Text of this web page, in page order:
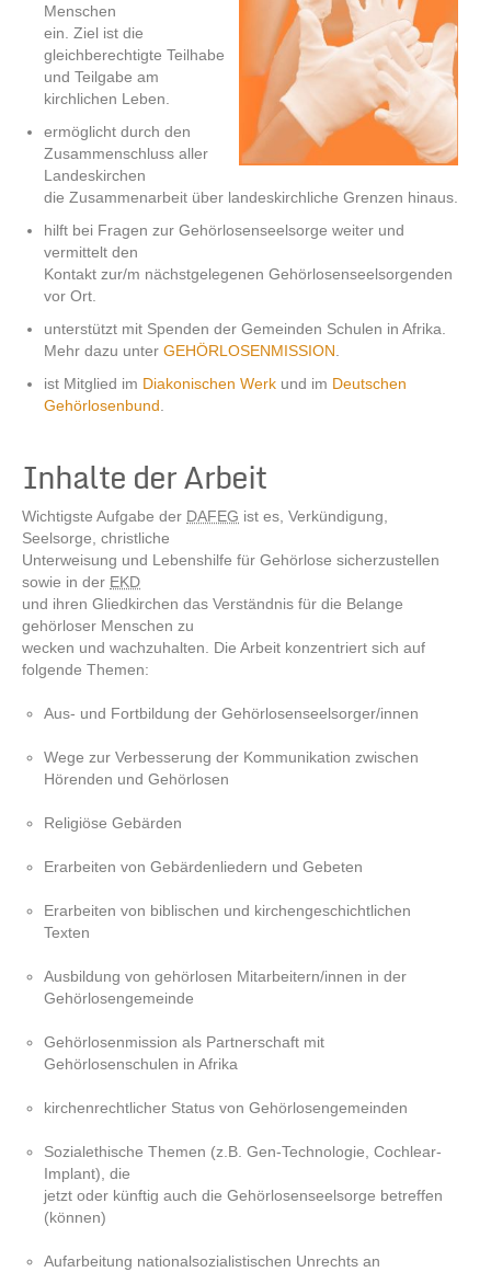
Menschen
ein. Ziel ist die
gleichberechtigte Teilhabe
und Teilgabe am
kirchlichen Leben.
ermöglicht durch den
Zusammenschluss aller
Landeskirchen
die Zusammenarbeit über landeskirchliche Grenzen hinaus.
hilft bei Fragen zur Gehörlosenseelsorge weiter und
vermittelt den
Kontakt zur/m nächstgelegenen Gehörlosenseelsorgenden
vor Ort.
unterstützt mit Spenden der Gemeinden Schulen in Afrika.
Mehr dazu unter GEHÖRLOSENMISSION
ist Mitglied im Diakonischen Werk und im Deutschen
Gehörlosenbund
Inhalte der Arbeit
Wichtigste Aufgabe der DAFEG ist es, Verkündigung,
Seelsorge, christliche
Unterweisung und Lebenshilfe für Gehörlose sicherzustellen
sowie in der EKD
und ihren Gliedkirchen das Verständnis für die Belange
gehörloser Menschen zu
wecken und wachzuhalten. Die Arbeit konzentriert sich auf
folgende Themen:
Aus- und Fortbildung der Gehörlosenseelsorger/innen
Wege zur Verbesserung der Kommunikation zwischen
Hörenden und Gehörlosen
Religiöse Gebärden
Erarbeiten von Gebärdenliedern und Gebeten
Erarbeiten von biblischen und kirchengeschichtlichen
Texten
Ausbildung von gehörlosen Mitarbeitern/innen in der
Gehörlosengemeinde
Gehörlosenmission als Partnerschaft mit
Gehörlosenschulen in Afrika
kirchenrechtlicher Status von Gehörlosengemeinden
Sozialethische Themen (z.B. Gen-Technologie, Cochlear-
Implant), die
jetzt oder künftig auch die Gehörlosenseelsorge betreffen
(können)
Aufarbeitung nationalsozialistischen Unrechts an